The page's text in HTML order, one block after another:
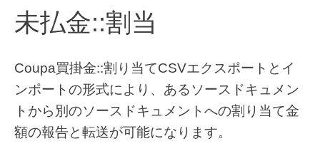
未払金::割当
Coupa買掛金::割り当てCSVエクスポートとイ
ンポートの形式により、あるソースドキュメン
トから別のソースドキュメントへの割り当て金
額の報告と転送が可能になります。